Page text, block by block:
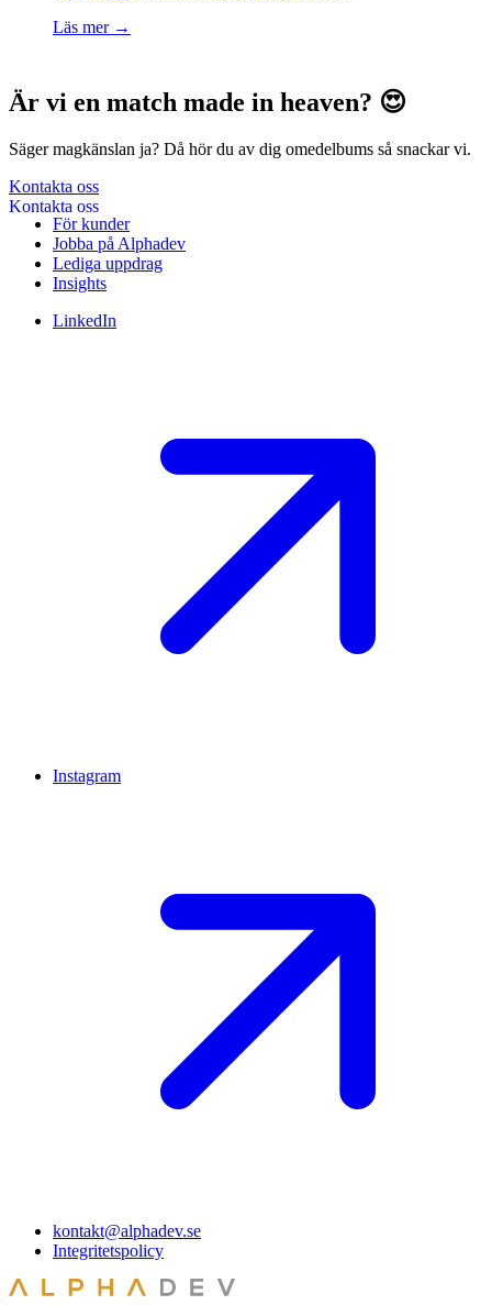
Läs mer →
Är vi en match made in heaven? 😍
Säger magkänslan ja? Då hör du av dig omedelbums så snackar vi.
Kontakta oss
För kunder
Jobba på Alphadev
Lediga uppdrag
Insights
LinkedIn
Instagram
kontakt@alphadev.se
Integritetspolicy